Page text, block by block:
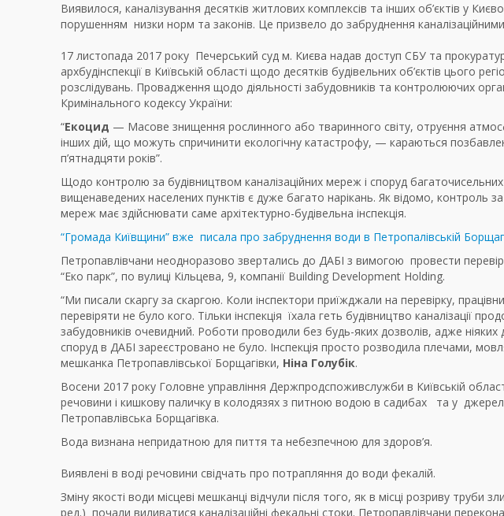
Виявилося, каналізування десятків житлових комплексів та інших об’єктів у
порушенням низки норм та законів. Це призвело до забруднення
17 листопада 2017 року Печерський суд м. Києва надав доступ СБУ та
архбудінспекції в Київській області щодо десятків будівельних об’єктів цього
розслідувань. Провадження щодо діяльності забудовників та контролюючих
Кримінального кодексу України:
“Екоцид — Масове знищення рослинного або тваринного світу, отруєння
інших дій, що можуть спричинити екологічну катастрофу, — караються
п’ятнадцяти років”.
Щодо контролю за будівництвом каналізаційних мереж і споруд
вищенаведених населених пунктів є дуже багато нарікань. Як відомо, контроль за
мереж має здійснювати саме архітектурно-будівельна інспекція.
“Громада Київщини” вже писала про забруднення води в Петропалівській
Петропавлівчани неодноразово звертались до ДАБІ з вимогою провести
“Еко парк”, по вулиці Кільцева, 9, компанії Building Development Holding.
“Ми писали скаргу за скаргою. Коли інспектори приїжджали на перевірку,
перевіряти не було кого. Тільки інспекція їхала геть будівництво каналізації
забудовників очевидний. Роботи проводили без будь-яких дозволів, адже ніяких
споруд в ДАБІ зареєстровано не було. Інспекція просто розводила плечами,
мешканка Петропавлівської Борщагівки, Ніна Голубік.
Восени 2017 року Головне управління Держпродспоживслужби в Київській
речовини і кишкову паличку в колодязях з питною водою в садибах
та у
Петропавлівська Борщагівка.
Вода визнана непридатною для пиття та небезпечною для здоров’я.
Виявлені в воді речовини свідчать про потрапляння до води фекалій.
Зміну якості води місцеві мешканці відчули після того, як в місці розриву труби
ред.) почали виливатися каналізаційні фекальні стоки. Петропавлівчани